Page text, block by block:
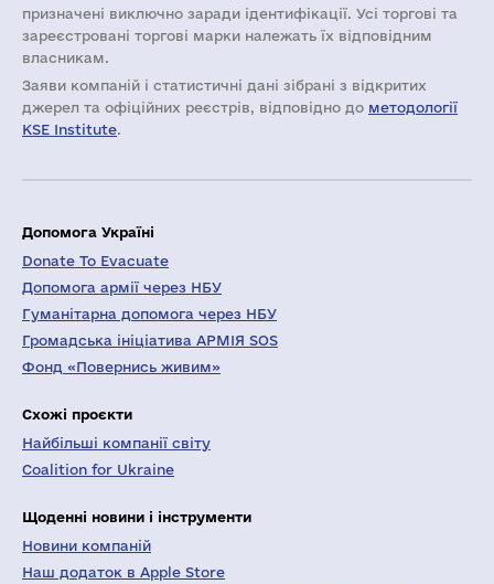
призначені виключно заради ідентифікації. Усі торгові та
зареєстровані торгові марки належать їх відповідним
власникам.
Заяви компаній i статистичні дані зібрані з відкритих
джерел та офіційних реєстрів, відповідно до методології
KSE Institute.
Допомога Україні
Donate To Evacuate
Допомога армії через НБУ
Гуманітарна допомога через НБУ
Громадська ініціатива АРМІЯ SOS
Фонд «Повернись живим»
Схожі проєкти
Найбільші компанії світу
Coalition for Ukraine
Щоденні новини і інструменти
Новини компаній
Наш додаток в Apple Store